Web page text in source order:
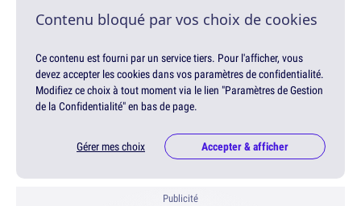
Contenu bloqué par vos choix de cookies
Ce contenu est fourni par un service tiers. Pour l'afficher, vous
devez accepter les cookies dans vos paramètres de confidentialité.
Modifiez ce choix à tout moment via le lien "Paramètres de Gestion
de la Confidentialité" en bas de page.
Gérer mes choix Accepter & afficher
Publicité